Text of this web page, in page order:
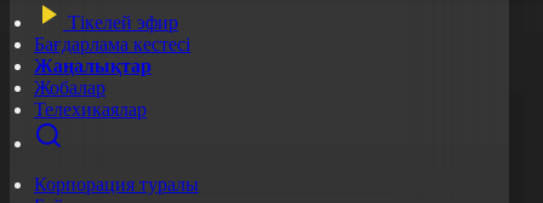
Тікелей эфир
Бағдарлама кестесі
Жаңалықтар
Жобалар
Телехикаялар
Корпорация туралы